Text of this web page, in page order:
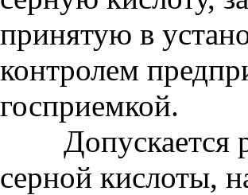
принятую в
контролем
госприемкой.
Допускается
серной кислоты,